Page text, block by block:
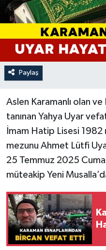
Paylaş
Aslen Karamanlı olan ve
tanınan Yahya Uyar
İmam Hatip Lisesi 1982
mezunu Ahmet Lütfi
25 Temmuz 2025 Cuma
müteakip Yeni